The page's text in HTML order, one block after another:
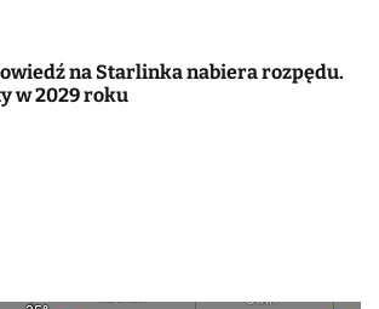
na Starlinka nabiera rozpędu.
w 2029 roku